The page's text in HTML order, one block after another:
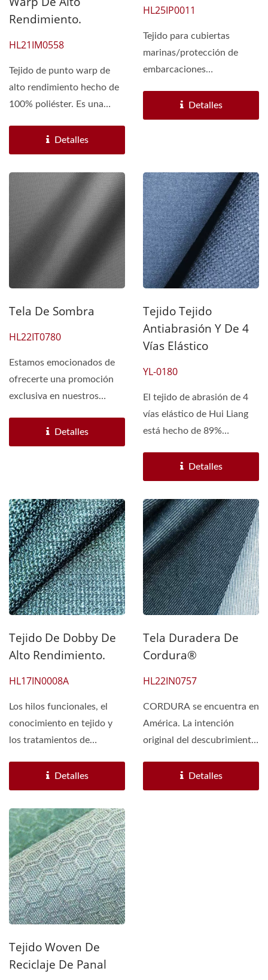
Rendimiento.
HL21IM0558
Tejido de punto warp de
alto rendimiento hecho de
100% poliéster. Es una
Detalles
HL25IP0011
Tejido para cubiertas
marinas/protección de
embarcaciones
lonas/lona...Detalles
Tela De Sombra
HL22IT0780
Estamos emocionados de
ofrecerte una promoción
exclusiva en nuestros
primera...
Detalles
Tejido Tejido
Antiabrasión Y De 4
Vías Elástico
YL-0180
El tejido de abrasión de 4
vías elástico de Hui Liang
está hecho de 89%
Detalles
Tejido De Dobby De
Alto Rendimiento.
HL17IN0008A
Los hilos funcionales, el
conocimiento en tejido y
los tratamientos de
Detalles
Tela Duradera De
Cordura®
HL22IN0757
CORDURA se encuentra en
América. La intención
original del descubrimiento
Detalles
Tejido Woven De
Reciclaje De Panal